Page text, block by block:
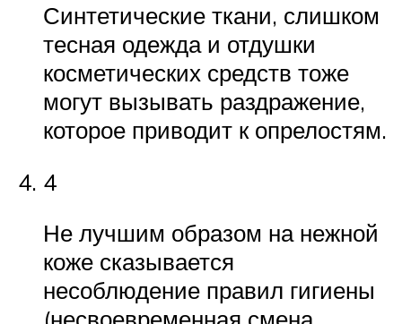
Синтетические ткани, слишком
тесная одежда и отдушки
косметических средств тоже
могут вызывать раздражение,
которое приводит к опрелостям.
4
Не лучшим образом на нежной
коже сказывается
несоблюдение правил гигиены